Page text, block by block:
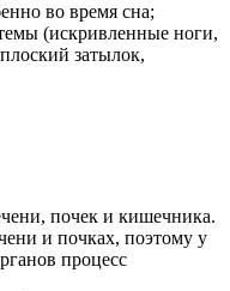
во время сна;
(искривленные ноги,
затылок,
почек и кишечника.
и почках, поэтому у
процесс